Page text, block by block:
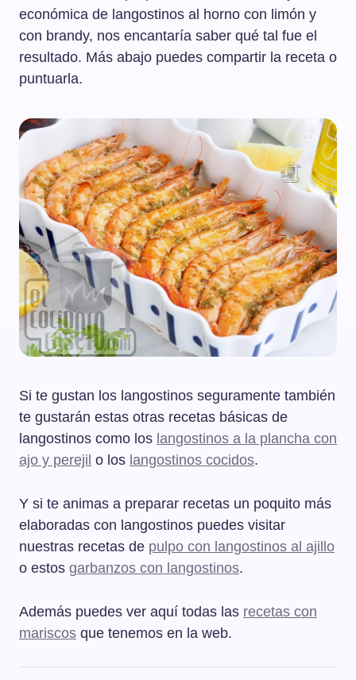
económica de langostinos al horno con limón y
con brandy, nos encantaría saber qué tal fue el
resultado. Más abajo puedes compartir la receta o
puntuarla.
Si te gustan los langostinos seguramente también
te gustarán estas otras recetas básicas de
langostinos como los langostinos a la plancha con
ajo y perejil o los langostinos cocidos.
Y si te animas a preparar recetas un poquito más
elaboradas con langostinos puedes visitar
nuestras recetas de pulpo con langostinos al ajillo
o estos garbanzos con langostinos.
Además puedes ver aquí todas las recetas con
mariscos que tenemos en la web.